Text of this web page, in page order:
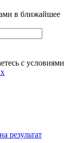
в ближайшее
с условиями
результат